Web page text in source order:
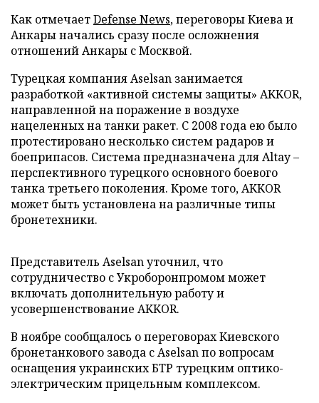
Как отмечаетDefense News, переговоры Киева и
Анкары начались сразу после осложнения
отношений Анкары с Москвой.
Турецкая компания Aselsan занимается
разработкой «активной системы защиты» AKKOR,
направленной на поражение в воздухе
нацеленных на танки ракет. С 2008 года ею было
протестировано несколько систем радаров и
боеприпасов. Система предназначена для Altay –
перспективного турецкого основного боевого
танка третьего поколения. Кроме того, AKKOR
может быть установлена на различные типы
бронетехники.
Представитель Aselsan уточнил, что
сотрудничество с Укроборонпромом может
включать дополнительную работу и
усовершенствование AKKOR.
В ноябре сообщалось о переговорах Киевского
бронетанкового завода с Aselsan по вопросам
оснащения украинских БТР турецким оптико-
электрическим прицельным комплексом.